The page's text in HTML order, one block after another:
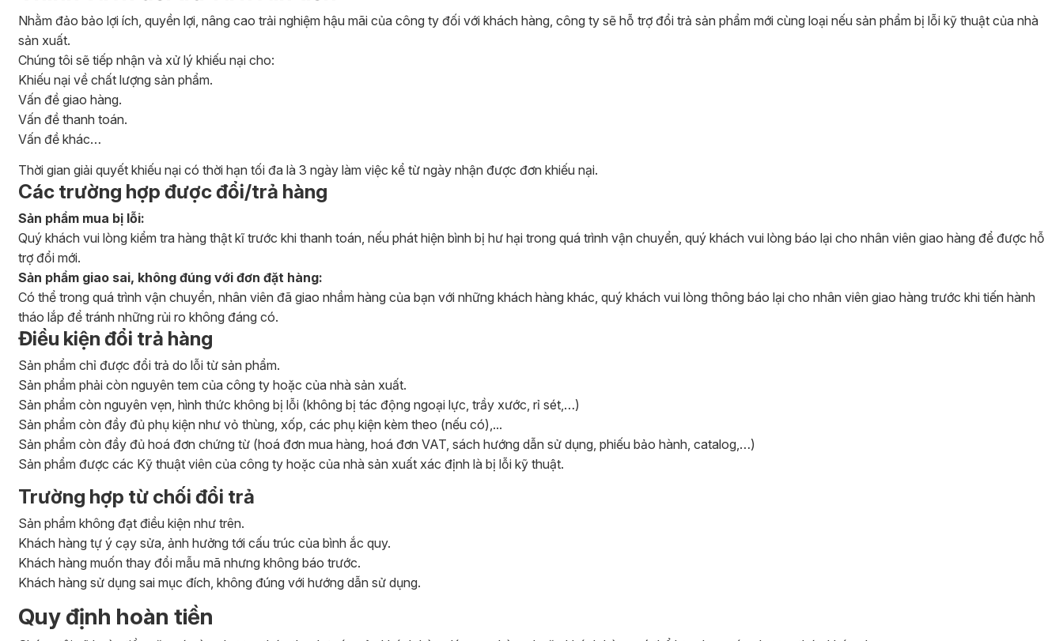
Nhằm đảo bảo lợi ích, quyền lợi, nâng cao trải nghiệm hậu mãi của công ty đối với khách hàng, công ty sẽ hỗ trợ đổi trả sản phẩm mới cùng loại nếu sản phẩm bị lỗi kỹ thuật của nhà
sản xuất.
Chúng tôi sẽ tiếp nhận và xử lý khiếu nại cho:
Khiếu nại về chất lượng sản phẩm.
Vấn đề giao hàng.
Vấn đề thanh toán.
Vấn đề khác…
Thời gian giải quyết khiếu nại có thời hạn tối đa là 3 ngày làm việc kể từ ngày nhận được đơn khiếu nại.
Các trường hợp được đổi/trả hàng
Sản phẩm mua bị lỗi:
Quý khách vui lòng kiểm tra hàng thật kĩ trước khi thanh toán, nếu phát hiện bình bị hư hại trong quá trình vận chuyển, quý khách vui lòng báo lại cho nhân viên giao hàng để được hỗ
trợ đổi mới.
Sản phẩm giao sai, không đúng với đơn đặt hàng:
Có thể trong quá trình vận chuyển, nhân viên đã giao nhầm hàng của bạn với những khách hàng khác, quý khách vui lòng thông báo lại cho nhân viên giao hàng trước khi tiến hành
tháo lắp để tránh những rủi ro không đáng có.
Điều kiện đổi trả hàng
Sản phẩm chỉ được đổi trả do lỗi từ sản phẩm.
Sản phẩm phải còn nguyên tem của công ty hoặc của nhà sản xuất.
Sản phẩm còn nguyên vẹn, hình thức không bị lỗi (không bị tác động ngoại lực, trầy xước, rỉ sét,…)
Sản phẩm còn đầy đủ phụ kiện như vỏ thùng, xốp, các phụ kiện kèm theo (nếu có),...
Sản phẩm còn đầy đủ hoá đơn chứng từ (hoá đơn mua hàng, hoá đơn VAT, sách hướng dẫn sử dụng, phiếu bảo hành, catalog,…)
Sản phẩm được các Kỹ thuật viên của công ty hoặc của nhà sản xuất xác định là bị lỗi kỹ thuật.
Trường hợp từ chối đổi trả
Sản phẩm không đạt điều kiện như trên.
Khách hàng tự ý cạy sửa, ảnh hưởng tới cấu trúc của bình ắc quy.
Khách hàng muốn thay đổi mẫu mã nhưng không báo trước.
Khách hàng sử dụng sai mục đích, không đúng với hướng dẫn sử dụng.
Quy định hoàn tiền